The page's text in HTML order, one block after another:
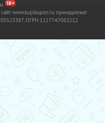
www.kupikupon.ru принадлежат
ОГРН 1127747063212